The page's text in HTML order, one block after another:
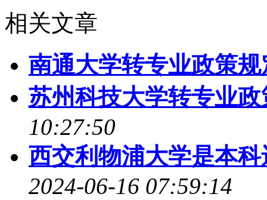
相关文章
南通大学转专业政策
苏州科技大学转专业
10:27:50
西交利物浦大学是本
2024-06-16 07:59:14